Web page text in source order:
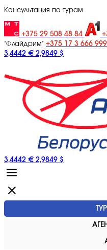
Консультация по турам
+375 29 508 48 84
"Флайдрим" +375 17 3 666 999
3,4442 € 2,9849 $
3,4442 € 2,9849 $